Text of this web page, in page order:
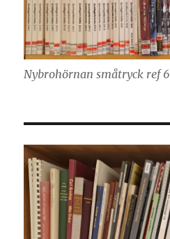
Nybrohörnan småtryck ref 6